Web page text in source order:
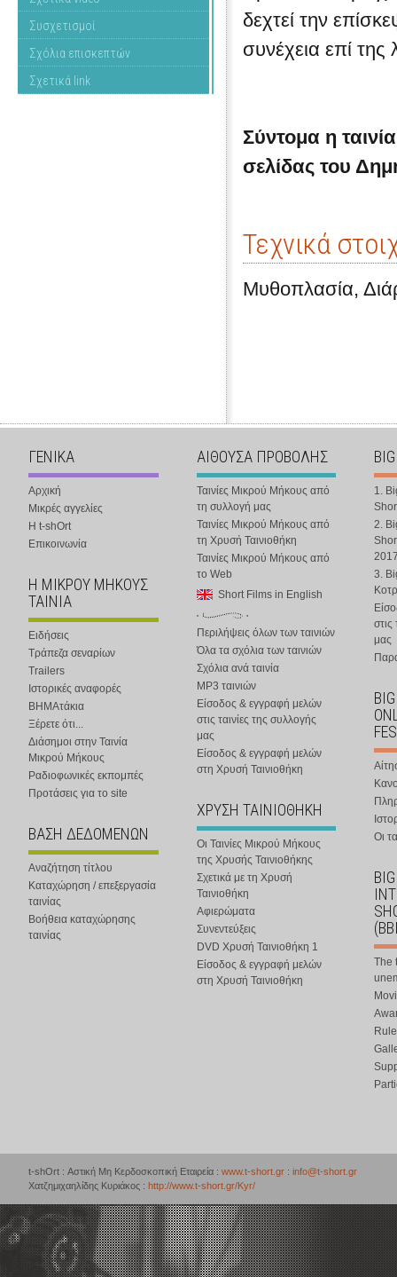
Συσχετισμοί
Σχόλια επισκεπτών
Σχετικά link
δεχτεί την
συνέχεια επί
Σύντομα η
σελίδας του
Τεχνικά
Μυθοπλασία,
ΓΕΝΙΚΑ
Αρχική
Μικρές αγγελίες
Η t-shOrt
Επικοινωνία
Η ΜΙΚΡΟΥ ΜΗΚΟΥΣ
ΤΑΙΝΙΑ
Ειδήσεις
Τράπεζα σεναρίων
Trailers
Ιστορικές αναφορές
ΒΗΜΑτάκια
Ξέρετε ότι...
Διάσημοι στην Ταινία
Μικρού Μήκους
Ραδιοφωνικές εκπομπές
Προτάσεις για το site
ΒΑΣΗ ΔΕΔΟΜΕΝΩΝ
Αναζήτηση τίτλου
Καταχώρηση / επεξεργασία
ταινίας
Βοήθεια καταχώρησης
ταινίας
ΑΙΘΟΥΣΑ ΠΡΟΒΟΛΗΣ
Ταινίες Μικρού Μήκους από
τη συλλογή μας
Ταινίες Μικρού Μήκους από
τη Χρυσή Ταινιοθήκη
Ταινίες Μικρού Μήκους από
το Web
Short Films in English
Περιλήψεις όλων των ταινιών
Όλα τα σχόλια των ταινιών
Σχόλια ανά ταινία
MP3 ταινιών
Είσοδος & εγγραφή μελών
στις ταινίες της συλλογής
μας
Είσοδος & εγγραφή μελών
στη Χρυσή Ταινιοθήκη
ΧΡΥΣΗ ΤΑΙΝΙΟΘΗΚΗ
Οι Ταινίες Μικρού Μήκους
της Χρυσής Ταινιοθήκης
Σχετικά με τη Χρυσή
Ταινιοθήκη
Αφιερώματα
Συνεντεύξεις
DVD Χρυσή Ταινιοθήκη 1
Είσοδος & εγγραφή μελών
στη Χρυσή Ταινιοθήκη
1.
2.
3.
στις
μας
Οι
The
t-shOrt : Αστική Μη Κερδοσκοπική Εταιρεία : www.t-short.gr : info@t-short.gr
Χατζημιχαηλίδης Κυριάκος : http://www.t-short.gr/Kyr/